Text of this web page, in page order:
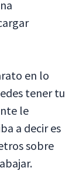
en lo
tener tu
le
a decir es
sobre